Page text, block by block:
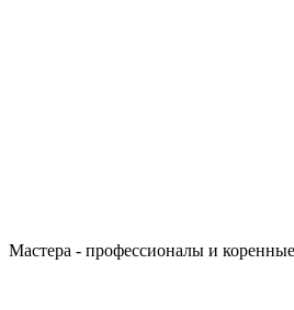
Мастера - профессионалы и